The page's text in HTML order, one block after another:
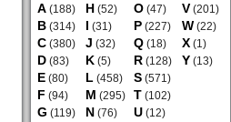
A (188)
B (314)
C (380)
D (83)
E (80)
F (94)
G (119)
H (52)
I (31)
J (32)
K (5)
L (458)
M (295)
N (76)
O (47)
P (227)
Q (18)
R (128)
S (571)
T (102)
U (12)
V (201)
W (22)
X (1)
Y (13)